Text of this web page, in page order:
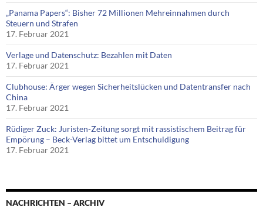
„Panama Papers“: Bisher 72 Millionen Mehreinnahmen durch
Steuern und Strafen
17. Februar 2021
Verlage und Datenschutz: Bezahlen mit Daten
17. Februar 2021
Clubhouse: Ärger wegen Sicherheitslücken und Datentransfer nach
China
17. Februar 2021
Rüdiger Zuck: Juristen-Zeitung sorgt mit rassistischem Beitrag für
Empörung – Beck-Verlag bittet um Entschuldigung
17. Februar 2021
NACHRICHTEN – ARCHIV